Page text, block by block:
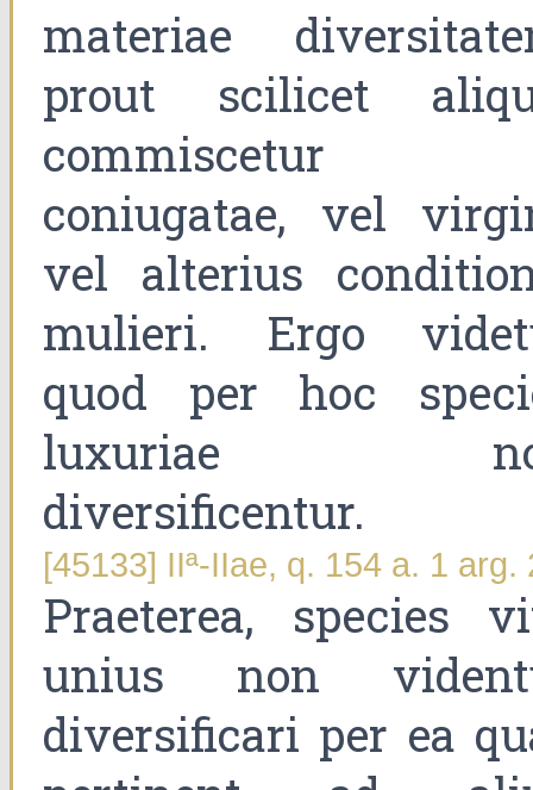
materiae
prout scilicet
commiscetur
coniugatae, vel
vel alterius
mulieri. Ergo
quod per hoc
luxuriae
diversificentur.
[45133] IIª-IIae, q. 154 a. 1 arg.
Praeterea, species
unius non
diversificari per ea